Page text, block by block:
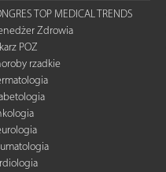
TOP MEDICAL TRENDS
Zdrowia
POZ
rzadkie